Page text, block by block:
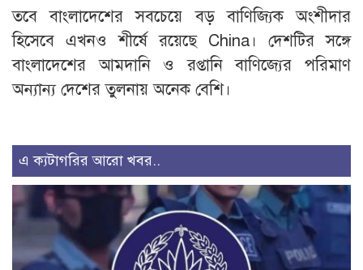
তবে বাংলাদেশের সবচেয়ে বড় বাণিজ্যিক অংশীদার
হিসেবে এখনও শীর্ষে রয়েছে China। দেশটির সঙ্গে
বাংলাদেশের আমদানি ও রপ্তানি বাণিজ্যের পরিমাণ
অন্যান্য দেশের তুলনায় অনেক বেশি।
এ ক্যটাগরির আরো খবর..